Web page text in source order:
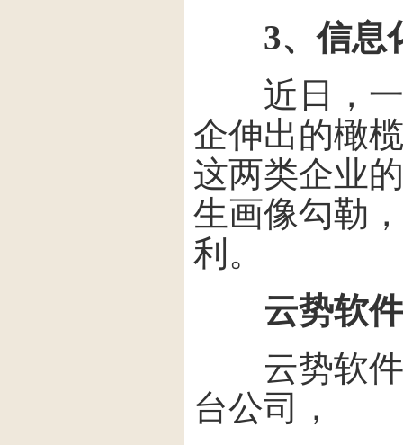
3、信息
近日，一
企伸出的橄
这两类企业
生画像勾勒
利。
云势软件
云势软件
台公司，